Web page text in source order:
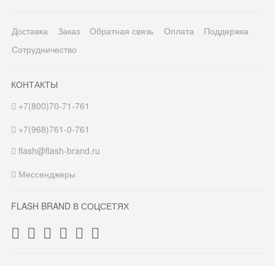
Доставка Заказ Обратная связь Оплата
Поддержка
Сотрудничество
КОНТАКТЫ
+7(800)70-71-761
+7(968)761-0-761
flash@flash-brand.ru
Мессенджеры
FLASH BRAND В СОЦСЕТЯХ